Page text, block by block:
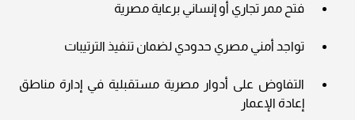
فتح ممر تجاري أو إنساني برعاية مصرية
تواجد أمني مصري حدودي لضمان تنفيذ الترتيبات
التفاوض على أدوار مصرية مستقبلية في إدارة مناطق
إعادة الإعمار